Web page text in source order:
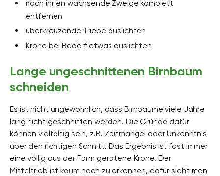
nach innen wachsende Zweige komplett
entfernen
überkreuzende Triebe auslichten
Krone bei Bedarf etwas auslichten
Lange ungeschnittenen Birnbaum
schneiden
Es ist nicht ungewöhnlich, dass Birnbäume viele Jahre
lang nicht geschnitten werden. Die Gründe dafür
können vielfältig sein, z.B. Zeitmangel oder Unkenntnis
über den richtigen Schnitt. Das Ergebnis ist fast immer
eine völlig aus der Form geratene Krone. Der
Mitteltrieb ist kaum noch zu erkennen, dafür sieht man